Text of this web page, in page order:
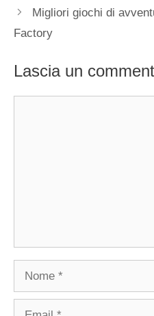
Migliori giochi di
Factory
Lascia un